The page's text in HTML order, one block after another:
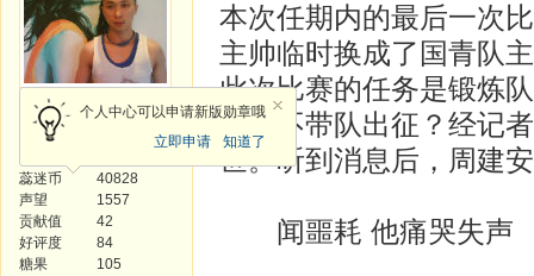
光明使者
个人中心可以申请新版勋章哦
立即申请
知道了
蕊迷币
40828
声望
1557
贡献值
42
好评度
84
糖果
105
本次任期内的最后一次
主帅临时换成了国青队
此次比赛的任务是锻炼
么会不带队出征？经记
世。听到消息后，周建
闻噩耗 他痛哭失声